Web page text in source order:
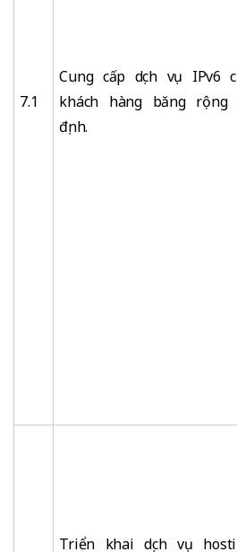
7.1
Cung cấp dịch vụ IPv6
khách hàng băng rộng
định.
Triển khai dịch vụ